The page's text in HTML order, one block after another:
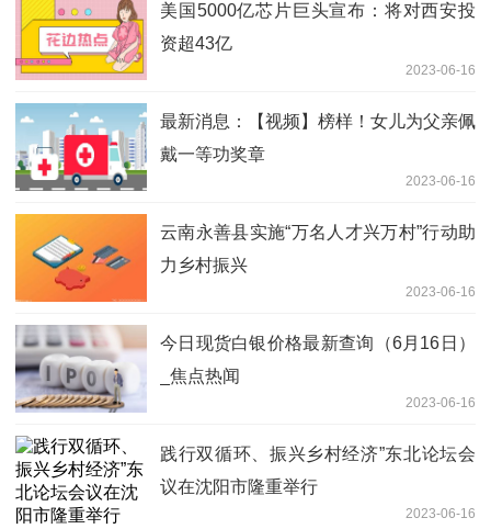
美国5000亿芯片巨头宣布：将对西安投
资超43亿
2023-06-16
最新消息：【视频】榜样！女儿为父亲佩
戴一等功奖章
2023-06-16
云南永善县实施“万名人才兴万村”行动助
力乡村振兴
2023-06-16
今日现货白银价格最新查询（6月16日）
_焦点热闻
2023-06-16
践行双循环、振兴乡村经济”东北论坛会
议在沈阳市隆重举行
2023-06-16